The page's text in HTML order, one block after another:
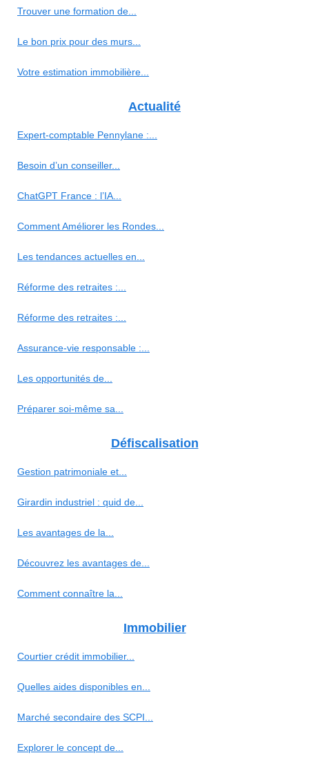
Trouver une formation de...
Le bon prix pour des murs...
Votre estimation immobilière...
Actualité
Expert-comptable Pennylane :...
Besoin d’un conseiller...
ChatGPT France : l’IA...
Comment Améliorer les Rondes...
Les tendances actuelles en...
Réforme des retraites :...
Réforme des retraites :...
Assurance-vie responsable :...
Les opportunités de...
Préparer soi-même sa...
Défiscalisation
Gestion patrimoniale et...
Girardin industriel : quid de...
Les avantages de la...
Découvrez les avantages de...
Comment connaître la...
Immobilier
Courtier crédit immobilier...
Quelles aides disponibles en...
Marché secondaire des SCPI...
Explorer le concept de...